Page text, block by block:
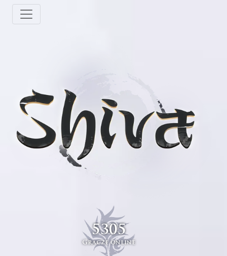
5305
Gracze online